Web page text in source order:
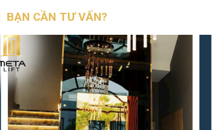
BẠN CẦN TƯ VẤN?